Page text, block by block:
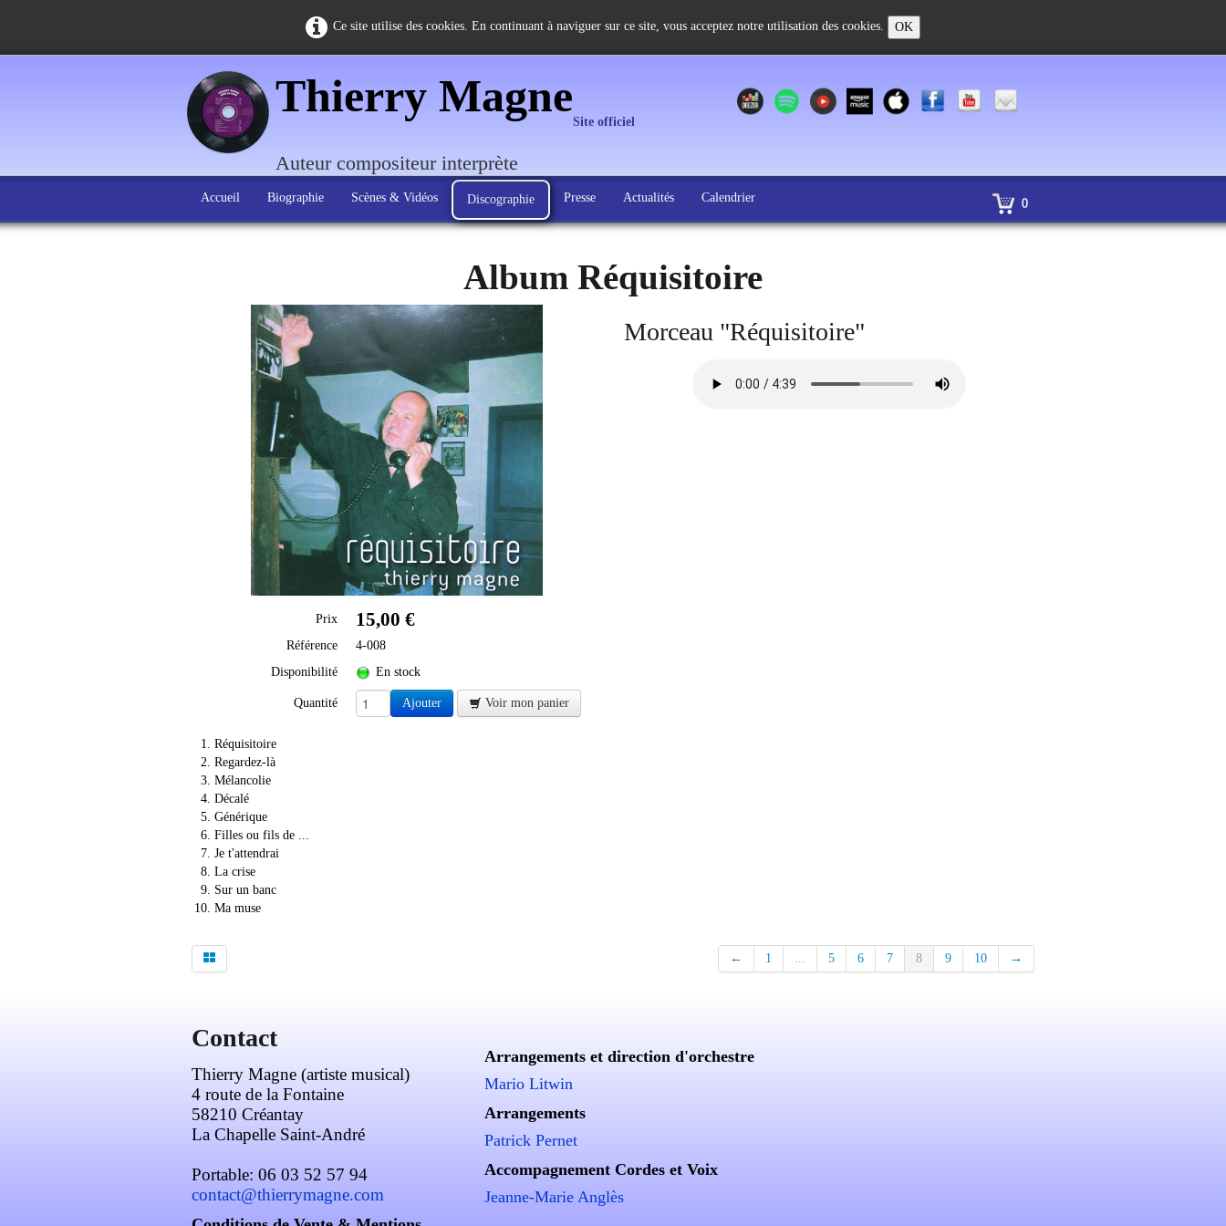
Ce site utilise des cookies. En continuant à naviguer sur ce site, vous acceptez notre utilisation des cookies. OK
Thierry Magne
Site officiel
Auteur compositeur interprète
0
Accueil Biographie Scènes & Vidéos Discographie Presse Actualités Calendrier
Album Réquisitoire
Prix 15,00 €
Référence
4-008
Disponibilité
En stock
Quantité Ajouter Voir mon panier
Réquisitoire
Regardez-là
Mélancolie
Décalé
Générique
Filles ou fils de ...
Je t'attendrai
La crise
Sur un banc
Ma muse
Morceau "Réquisitoire"
← 1 5 6 7 8 9 10 →
Contact
Thierry Magne (artiste musical)
4 route de la Fontaine
58210 Créantay
La Chapelle Saint-André
Portable: 06 03 52 57 94
contact@thierrymagne.com
Arrangements et direction d'orchestre
Mario Litwin
Arrangements
Patrick Pernet
Accompagnement Cordes et Voix
Jeanne-Marie Anglès